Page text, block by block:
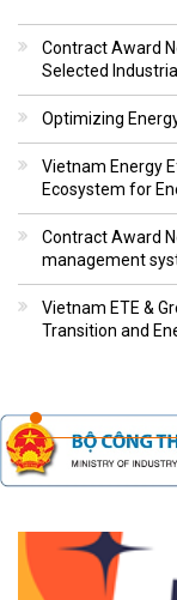
Contract Award
Selected
Optimizing
Vietnam Energy
Ecosystem for
Contract Award
management
Vietnam ETE &
Transition and